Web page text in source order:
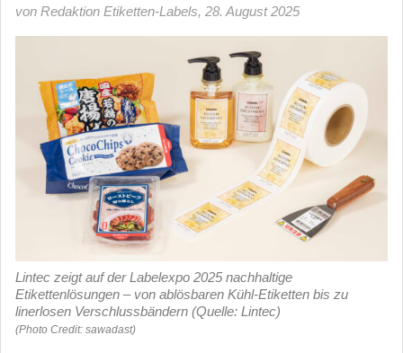
von Redaktion Etiketten-Labels, 28. August 2025
Lintec zeigt auf der Labelexpo 2025 nachhaltige
Etikettenlösungen – von ablösbaren Kühl-Etiketten bis zu
linerlosen Verschlussbändern (Quelle: Lintec)
(Photo Credit: sawadast)